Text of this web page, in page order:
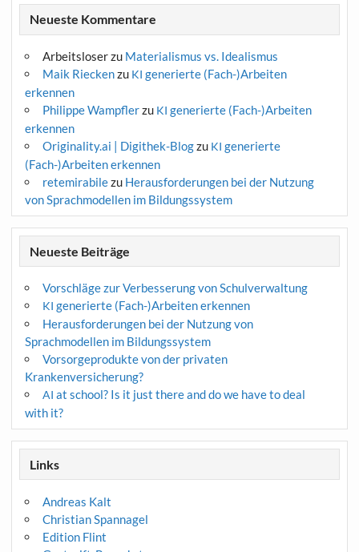
Neueste Kommentare
Arbeitsloserzu Materialismus vs. Idealismus
Maik Rieckenzu KI generierte (Fach-)Arbeiten
erkennen
Philippe Wampflerzu KI generierte (Fach-)Arbeiten
erkennen
Originality.ai | Digithek-Blogzu KI generierte
(Fach-)Arbeiten erkennen
retemirabilezu Herausforderungen bei der Nutzung
von Sprachmodellen im Bildungssystem
Neueste Beiträge
Vorschläge zur Verbesserung von Schulverwaltung
KI generierte (Fach-)Arbeiten erkennen
Herausforderungen bei der Nutzung von
Sprachmodellen im Bildungssystem
Vorsorgeprodukte von der privaten
Krankenversicherung?
AI at school? Is it just there and do we have to deal
with it?
Links
Andreas Kalt
Christian Spannagel
Edition Flint